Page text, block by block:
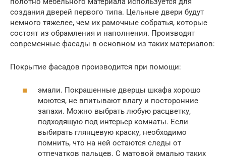
создания дверей первого типа. Цельные двери будут
немного тяжелее, чем их рамочные собратья, которые
состоят из обрамления и наполнения. Производят
современные фасады в основном из таких материалов:
Покрытие фасадов производится при помощи:
эмали. Покрашенные дверцы шкафа хорошо
моются, не впитывают влагу и посторонние
запахи. Можно выбрать любую расцветку,
подходящую под интерьер комнаты. Если
выбирать глянцевую краску, необходимо
помнить, что на ней остаются следы от
отпечатков пальцев. С матовой эмалью таких